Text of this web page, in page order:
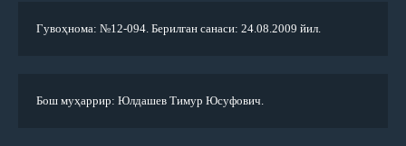
Гувоҳнома: №12-094. Берилган санаси: 24.08.2009 йил.
Бош муҳаррир: Юлдашев Тимур Юсуфович.